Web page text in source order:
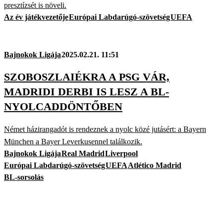
presztízsét is növeli.
Az év játékvezetőjeEurópai Labdarúgó-szövetségUEFA
Bajnokok Ligája2025.02.21. 11:51
SZOBOSZLAIÉKRA A PSG VÁR,
MADRIDI DERBI IS LESZ A BL-
NYOLCADDÖNTŐBEN
Német házirangadót is rendeznek a nyolc közé jutásért: a Bayern
München a Bayer Leverkusennel találkozik.
Bajnokok LigájaReal MadridLiverpool
Európai Labdarúgó-szövetségUEFAAtlético Madrid
BL-sorsolás